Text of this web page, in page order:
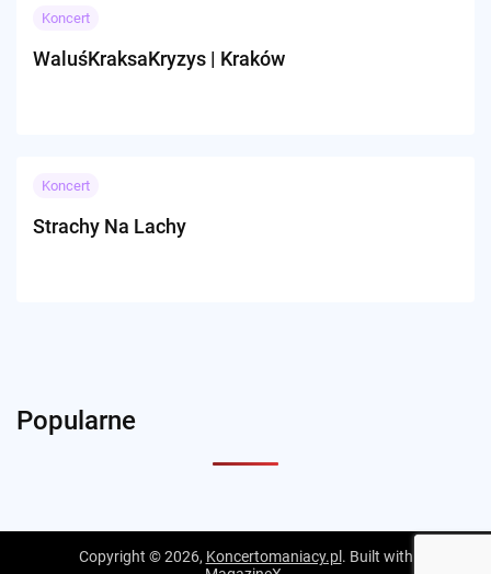
Koncert
WaluśKraksaKryzys | Kraków
Koncert
Strachy Na Lachy
Popularne
Copyright © 2026, Koncertomaniacy.pl . Built with